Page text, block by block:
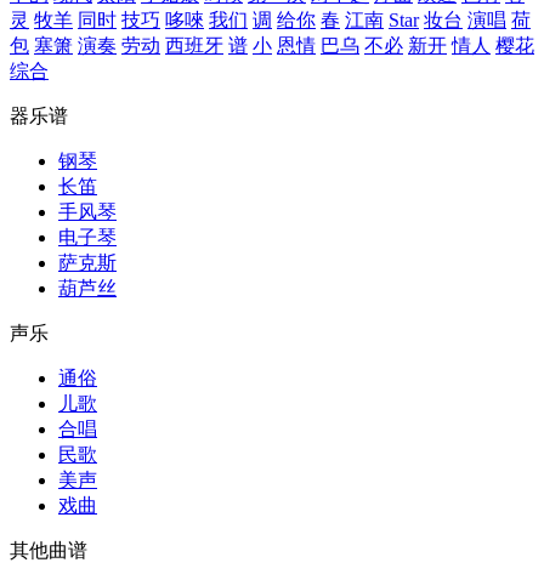
灵 牧羊 同时 技巧 哆唻 我们 调 给你 春 江南 Star 妆台 演唱 荷
包 塞箫 演奏 劳动 西班牙 谱 小 恩情 巴乌 不必 新开 情人 樱花
综合
器乐谱
钢琴
长笛
手风琴
电子琴
萨克斯
葫芦丝
声乐
通俗
儿歌
合唱
民歌
美声
戏曲
其他曲谱